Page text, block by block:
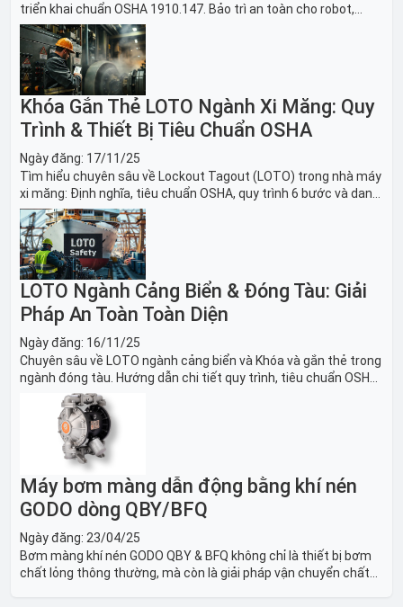
triển khai chuẩn OSHA 1910.147. Bảo trì an toàn cho robot,
băng tải sản xuất ô tô và dây chuyền lắp ráp xe hơi.
Khóa Gắn Thẻ LOTO Ngành Xi Măng: Quy
Trình & Thiết Bị Tiêu Chuẩn OSHA
Ngày đăng: 17/11/25
Tìm hiểu chuyên sâu về Lockout Tagout (LOTO) trong nhà máy
xi măng: Định nghĩa, tiêu chuẩn OSHA, quy trình 6 bước và danh
sách thiết bị LOTO thiết yếu. Giải pháp bảo trì lò nung, máy
nghiền an toàn.
LOTO Ngành Cảng Biển & Đóng Tàu: Giải
Pháp An Toàn Toàn Diện
Ngày đăng: 16/11/25
Chuyên sâu về LOTO ngành cảng biển và Khóa và gắn thẻ trong
ngành đóng tàu. Hướng dẫn chi tiết quy trình, tiêu chuẩn OSHA,
thiết bị và Giải pháp LOTO trong công nghiệp đóng tàu toàn
Máy bơm màng dẫn động bằng khí nén
GODO dòng QBY/BFQ
Ngày đăng: 23/04/25
Bơm màng khí nén GODO QBY & BFQ không chỉ là thiết bị bơm
chất lỏng thông thường, mà còn là giải pháp vận chuyển chất